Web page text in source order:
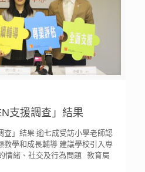
支援調查」結果
查」結果 逾七成受訪小學老師認
教學和成長輔導 建議學校引入專
情緒、社交及行為問題 教育局